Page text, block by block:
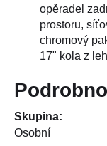
opěradel
prostoru,
chromový
17" kola z
Skupina:
Osobní